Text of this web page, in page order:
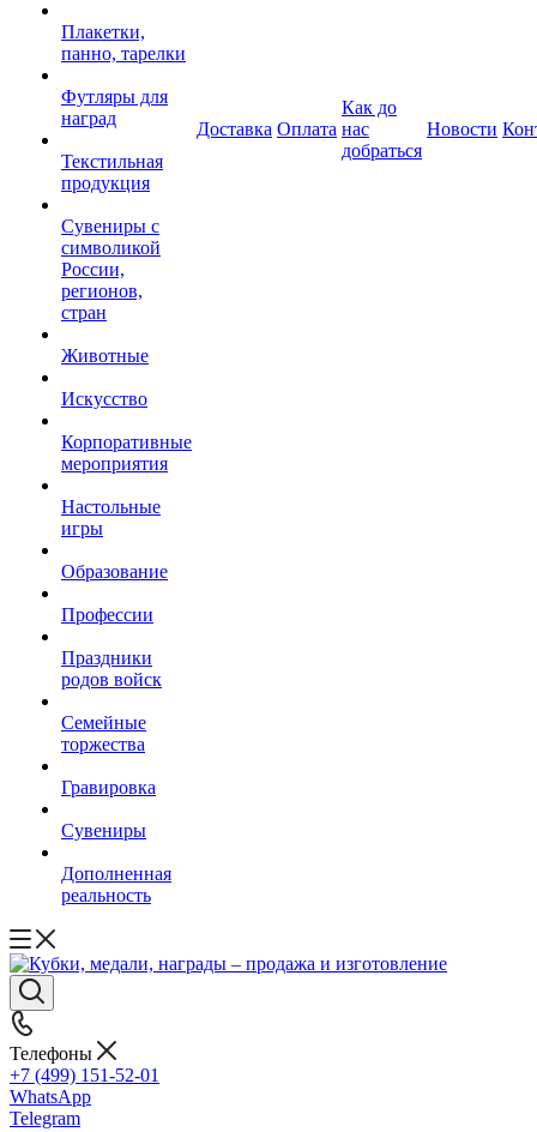
Плакетки,
панно, тарелки
Футляры для
наград
Текстильная
продукция
Сувениры с
символикой
России,
регионов,
стран
Животные
Искусство
Корпоративные
мероприятия
Настольные
игры
Образование
Профессии
Праздники
родов войск
Семейные
торжества
Гравировка
Сувениры
Дополненная
реальность
Доставка Оплата
Как до
нас
добраться
Новости
Телефоны
+7 (499) 151-52-01
WhatsApp
Telegram